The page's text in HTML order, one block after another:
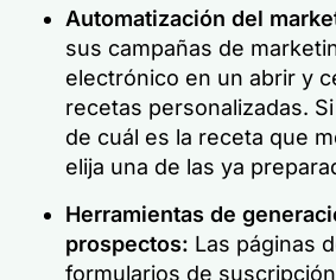
Automatización del
sus campañas de
electrónico en un abrir y
recetas personalizadas.
de cuál es la receta que
elija una de las ya
Herramientas de
prospectos: Las páginas
formularios de